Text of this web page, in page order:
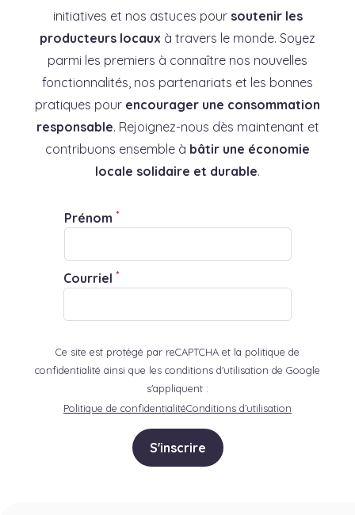
initiatives et nos astuces pour soutenir les
producteurs locaux à travers le monde. Soyez
parmi les premiers à connaître nos nouvelles
fonctionnalités, nos partenariats et les bonnes
pratiques pour encourager une consommation
responsable. Rejoignez-nous dès maintenant et
contribuons ensemble à bâtir une économie
locale solidaire et durable.
Prénom *
Courriel *
Ce site est protégé par reCAPTCHA et la politique de
confidentialité ainsi que les conditions d'utilisation de Google
s'appliquent :
Politique de confidentialitéConditions d’utilisation
S'inscrire